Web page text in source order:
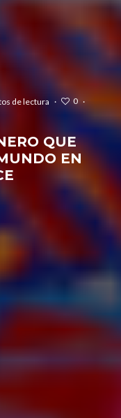
de lectura · 0 ·
QUE
EN